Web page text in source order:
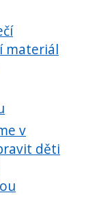
materiál
v
děti